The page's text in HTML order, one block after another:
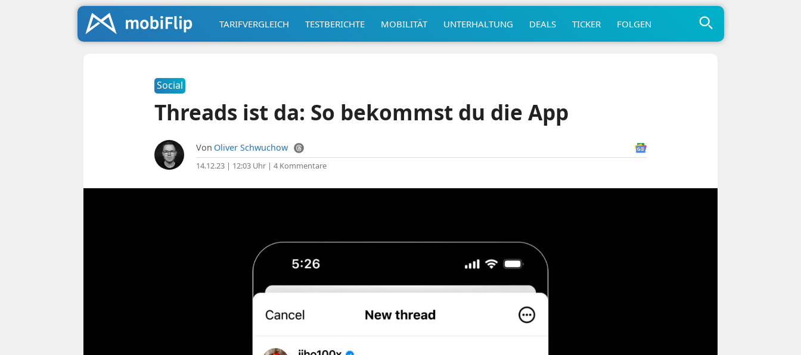
TARIFVERGLEICH TESTBERICHTE MOBILITÄT UNTERHALTUNG DEALS TICKER FOLGEN
Social
Threads ist da: So bekommst du die App
Von Oliver Schwuchow
14.12.23 | 12:03 Uhr| 4 Kommentare